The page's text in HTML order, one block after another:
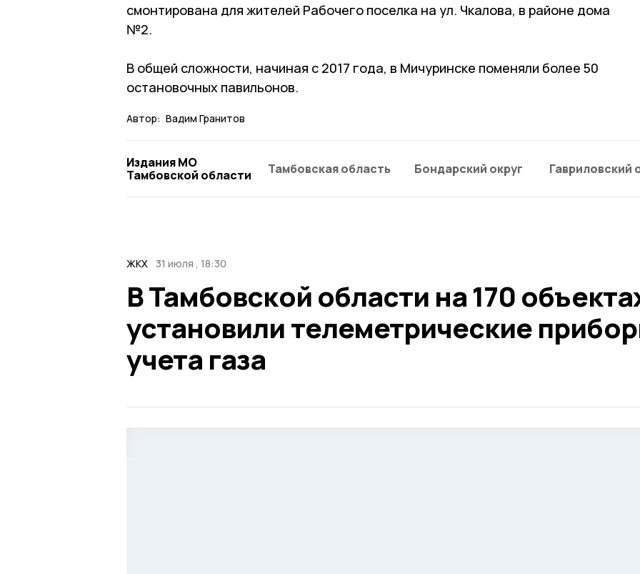
смонтирована для жителей Рабочего поселка на ул. Чкалова, в районе дома
№2.
В общей сложности, начиная с 2017 года, в Мичуринске поменяли более 50
остановочных павильонов.
Автор: Вадим Гранитов
Издания МО
Тамбовской области
Тамбовская область Бондарский округ Гавриловский
ЖКХ 31 июля , 18:30
В Тамбовской области на 170
установили телеметрические
учета газа